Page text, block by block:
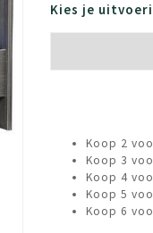
Kies je
Koop 2
Koop 3
Koop 4
Koop 5
Koop 6